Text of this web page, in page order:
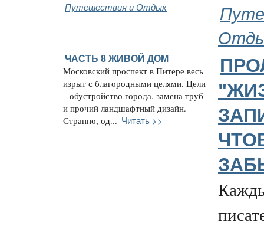
Путешествия и Отдых
ЧАСТЬ 8 ЖИВОЙ ДОМ
Московский проспект в Питере весь
изрыт с благородными целями. Цели
– обустройство города, замена труб
и прочий ландшафтный дизайн.
Странно, од... Читать >>